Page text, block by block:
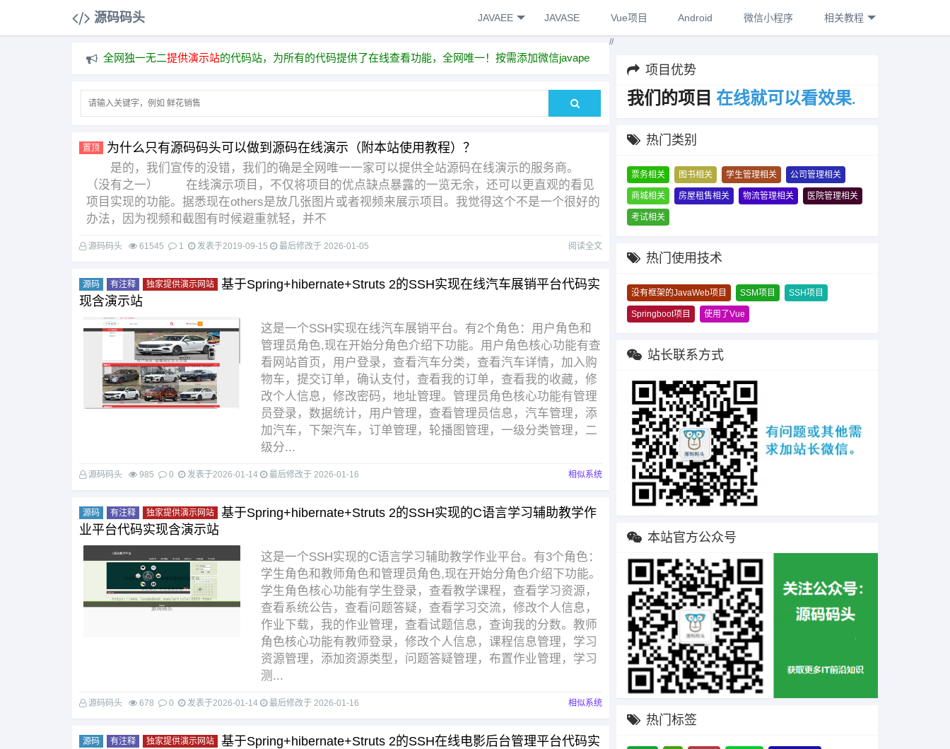
源码码头 JAVAEE JAVASE Vue项目 Android 微信小程序 相关教程
全网独一无二提供演示站的代码站，为所有的代码提供了在线查看功能，全网唯一！按需添加微信javape
置顶 为什么只有源码码头可以做到源码在线演示（附本站使用教程）？
是的，我们宣传的没错，我们的确是全网唯一一家可以提供全站源码在线演示的服务商。
（没有之一） 在线演示项目，不仅将项目的优点缺点暴露的一览无余，还可以更直观的看见
项目实现的功能。据悉现在others是放几张图片或者视频来展示项目。我觉得这个不是一个很好的
办法，因为视频和截图有时候避重就轻，并不
源码码头 61545 1 发表于2019-09-15 最后修改于 2026-01-05 阅读全文
源码 有注释 独家提供演示网站
基于Spring+hibernate+Struts 2的SSH实现在线汽车展销平台代码实
现含演示站
这是一个SSH实现在线汽车展销平台。有2个角色：用户角色和
管理员角色,现在开始分角色介绍下功能。用户角色核心功能有查
看网站首页，用户登录，查看汽车分类，查看汽车详情，加入购
物车，提交订单，确认支付，查看我的订单，查看我的收藏，修
改个人信息，修改密码，地址管理。管理员角色核心功能有管理
员登录，数据统计，用户管理，查看管理员信息，汽车管理，添
加汽车，下架汽车，订单管理，轮播图管理，一级分类管理，二
级分...
源码码头 985 0 发表于2026-01-14 最后修改于 2026-01-16 相似系统
源码 有注释 独家提供演示网站
基于Spring+hibernate+Struts 2的SSH实现的C语言学习辅助教学作
业平台代码实现含演示站
这是一个SSH实现的C语言学习辅助教学作业平台。有3个角色：
学生角色和教师角色和管理员角色,现在开始分角色介绍下功能。
学生角色核心功能有学生登录，查看教学课程，查看学习资源，
查看系统公告，查看问题答疑，查看学习交流，修改个人信息，
作业下载，我的作业管理，查看试题信息，查询我的分数。教师
角色核心功能有教师登录，修改个人信息，课程信息管理，学习
资源管理，添加资源类型，问题答疑管理，布置作业管理，学习
测...
源码码头 678 0 发表于2026-01-14 最后修改于 2026-01-16 相似系统
源码 有注释 独家提供演示网站
基于Spring+hibernate+Struts 2的SSH在线电影后台管理平台代码实
//
项目优势
我们的项目
效果.
可以指导
热门类别
票务相关 图书相关 学生管理相关 公司管理相关
商城相关 房屋租售相关 物流管理相关 医院管理相关
考试相关
热门使用技术
没有框架的JavaWeb项目 SSM项目 SSH项目
Springboot项目 使用了Vue
站长联系方式
本站官方公众号
热门标签